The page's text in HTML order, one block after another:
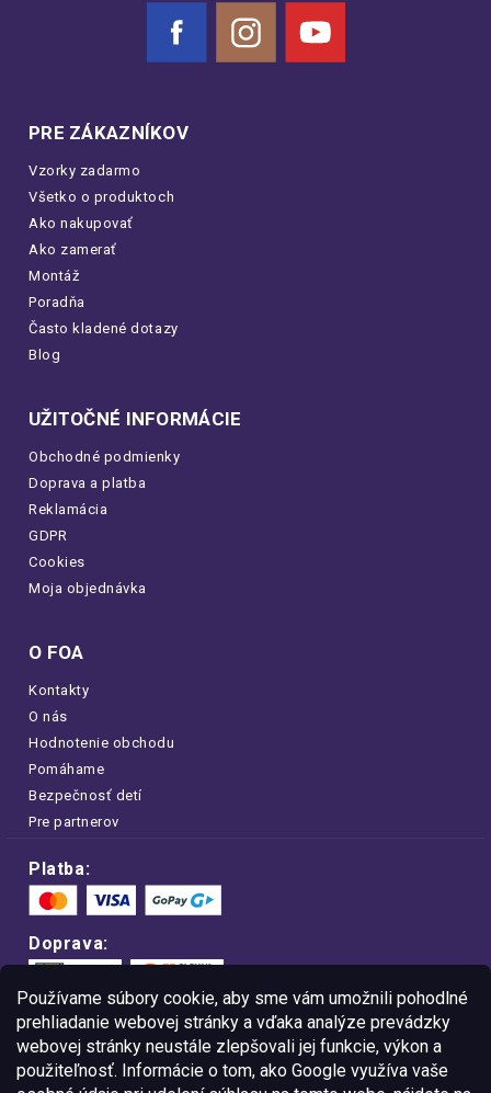
Používame súbory cookie, aby sme vám umožnili pohodlné
prehliadanie webovej stránky a vďaka analýze prevádzky
webovej stránky neustále zlepšovali jej funkcie, výkon a
použiteľnosť. Informácie o tom, ako Google využíva vaše
Facebook Instagram YouTube
PRE ZÁKAZNÍKOV
Vzorky zadarmo
Všetko o produktoch
Ako nakupovať
Ako zamerať
Montáž
Poradňa
Často kladené dotazy
Blog
UŽITOČNÉ INFORMÁCIE
Obchodné podmienky
Doprava a platba
Reklamácia
GDPR
Cookies
Moja objednávka
O FOA
Kontakty
O nás
Hodnotenie obchodu
Pomáhame
Bezpečnosť detí
Pre partnerov
Platba:
Doprava:
Nakupujte na FOA bezpečne a bez obáv.
Vďaka protokolu HTTPS sú vaše citlivé
dáta v úplnom bezpečí.